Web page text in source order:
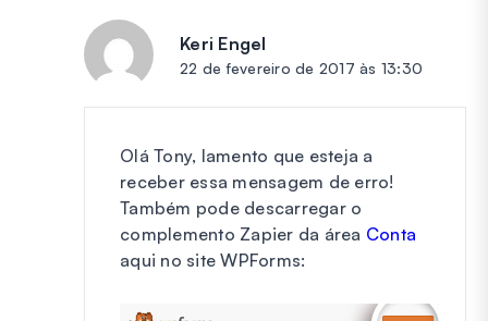
Keri Engel
22 de fevereiro de 2017 às 13:30
Olá Tony, lamento que esteja a
receber essa mensagem de erro!
Também pode descarregar o
complemento Zapier da área Conta
aqui no site WPForms: